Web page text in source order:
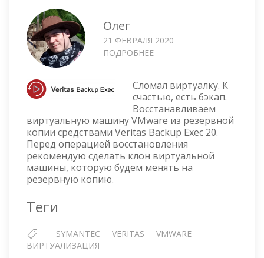
Олег
21 ФЕВРАЛЯ 2020
ПОДРОБНЕЕ
EXEC
20
—
ВОССТАНАВЛИВАЕМ
ВИРТУАЛЬНУЮ
МАШИНУ
VMWARE
Сломал виртуалку. К
счастью, есть бэкап.
Восстанавливаем
виртуальную машину VMware из резервной
копии средствами Veritas Backup Exec 20.
Перед операцией восстановления
рекомендую сделать клон виртуальной
машины, которую будем менять на
резервную копию.
Теги
SYMANTEC VERITAS
VMWARE
ВИРТУАЛИЗАЦИЯ